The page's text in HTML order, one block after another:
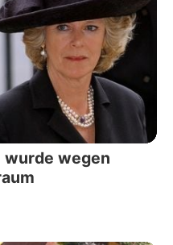
wurde wegen